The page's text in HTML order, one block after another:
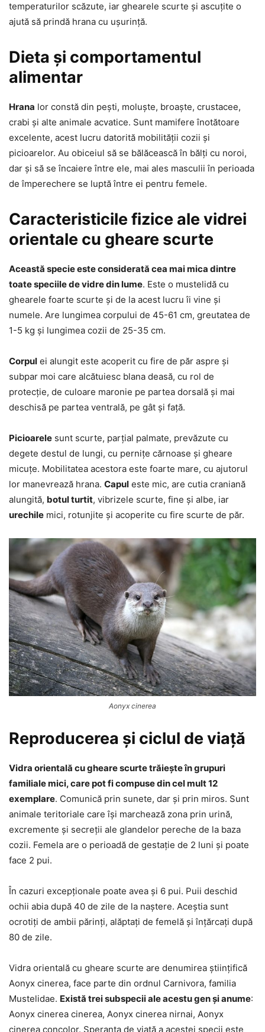
temperaturilor scăzute, iar ghearele scurte și ascuțite o
ajută să prindă hrana cu ușurință.
Dieta și comportamentul
alimentar
Hrana lor constă din pești, moluște, broaște, crustacee,
crabi și alte animale acvatice. Sunt mamifere înotătoare
excelente, acest lucru datorită mobilității cozii și
picioarelor. Au obiceiul să se bălăcească în bălți cu noroi,
dar și să se încaiere între ele, mai ales masculii în perioada
de împerechere se luptă între ei pentru femele.
Caracteristicile fizice ale vidrei
orientale cu gheare scurte
Această specie este considerată cea mai mica dintre
toate speciile de vidre din lume. Este o mustelidă cu
ghearele foarte scurte și de la acest lucru îi vine și
numele. Are lungimea corpului de 45-61 cm, greutatea de
1-5 kg și lungimea cozii de 25-35 cm.
Corpul ei alungit este acoperit cu fire de păr aspre și
subpar moi care alcătuiesc blana deasă, cu rol de
protecție, de culoare maronie pe partea dorsală și mai
deschisă pe partea ventrală, pe gât și față.
Picioarele sunt scurte, parțial palmate, prevăzute cu
degete destul de lungi, cu pernițe cărnoase și gheare
micuțe. Mobilitatea acestora este foarte mare, cu ajutorul
lor manevrează hrana. Capul este mic, are cutia craniană
alungită, botul turtit, vibrizele scurte, fine și albe, iar
urechile mici, rotunjite și acoperite cu fire scurte de păr.
Aonyx cinerea
Reproducerea și ciclul de viață
Vidra orientală cu gheare scurte trăiește în grupuri
familiale mici, care pot fi compuse din cel mult 12
exemplare. Comunică prin sunete, dar și prin miros. Sunt
animale teritoriale care își marchează zona prin urină,
excremente și secreții ale glandelor pereche de la baza
cozii. Femela are o perioadă de gestație de 2 luni și poate
face 2 pui.
În cazuri excepționale poate avea și 6 pui. Puii deschid
ochii abia după 40 de zile de la naștere. Aceștia sunt
ocrotiți de ambii părinți, alăptați de femelă și înțărcați după
80 de zile.
Vidra orientală cu gheare scurte are denumirea științifică
Aonyx cinerea, face parte din ordnul Carnivora, familia
Mustelidae. Există trei subspecii ale acestu gen și anume:
Aonyx cinerea cinerea, Aonyx cinerea nirnai, Aonyx
cinerea concolor. Speranța de viață a acestei specii este